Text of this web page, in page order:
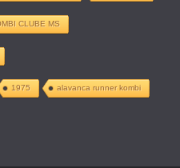
CLUBE MS
1975 alavanca runner kombi